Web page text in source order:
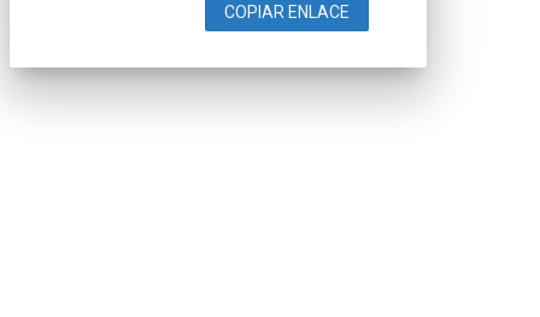
COPIAR ENLACE